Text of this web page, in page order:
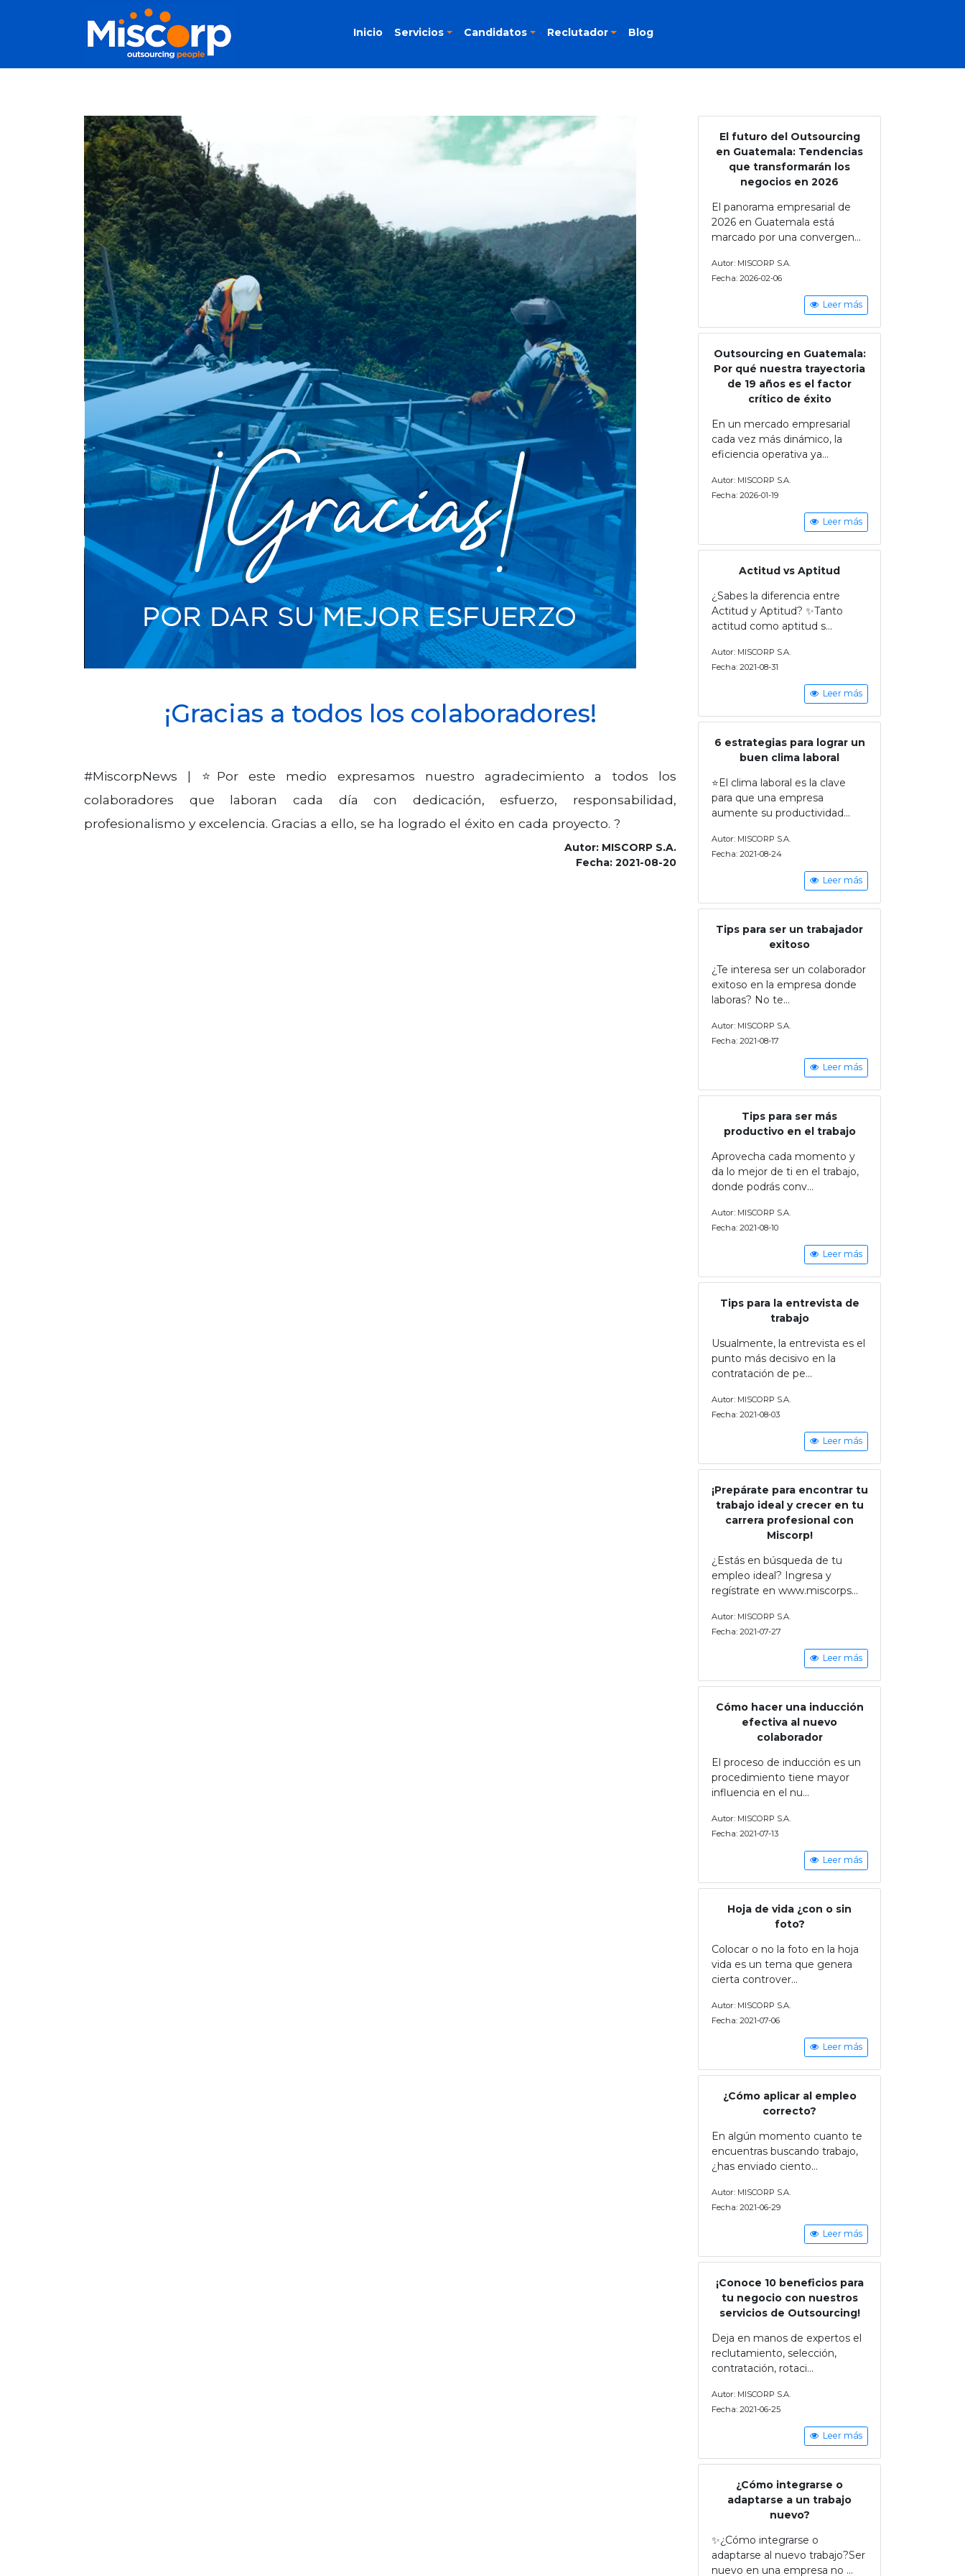
Inicio Servicios Candidatos Reclutador Blog
¡Gracias a todos los colaboradores!
#MiscorpNews | ⭐Por este medio expresamos nuestro agradecimiento a todos los
colaboradores que laboran cada día con dedicación, esfuerzo, responsabilidad,
profesionalismo y excelencia. Gracias a ello, se ha logrado el éxito en cada proyecto. ?
Autor: MISCORP S.A.
Fecha: 2021-08-20
El futuro del Outsourcing
en Guatemala: Tendencias
que transformarán los
negocios en 2026
El panorama empresarial de
2026 en Guatemala está
marcado por una convergen...
Autor: MISCORP S.A.
Fecha: 2026-02-06
Leer más
Outsourcing en Guatemala:
Por qué nuestra trayectoria
de 19 años es el factor
crítico de éxito
En un mercado empresarial
cada vez más dinámico, la
eficiencia operativa ya...
Autor: MISCORP S.A.
Fecha: 2026-01-19
Leer más
Actitud vs Aptitud
¿Sabes la diferencia entre
Actitud y Aptitud? ✨Tanto
actitud como aptitud s...
Autor: MISCORP S.A.
Fecha: 2021-08-31
Leer más
6 estrategias para lograr un
buen clima laboral
⭐El clima laboral es la clave
para que una empresa
aumente su productividad...
Autor: MISCORP S.A.
Fecha: 2021-08-24
Leer más
Tips para ser un trabajador
exitoso
¿Te interesa ser un colaborador
exitoso en la empresa donde
laboras? No te...
Autor: MISCORP S.A.
Fecha: 2021-08-17
Leer más
Tips para ser más
productivo en el trabajo
Aprovecha cada momento y
da lo mejor de ti en el trabajo,
donde podrás conv...
Autor: MISCORP S.A.
Fecha: 2021-08-10
Leer más
Tips para la entrevista de
trabajo
Usualmente, la entrevista es el
punto más decisivo en la
contratación de pe...
Autor: MISCORP S.A.
Fecha: 2021-08-03
Leer más
¡Prepárate para encontrar tu
trabajo ideal y crecer en tu
carrera profesional con
Miscorp!
¿Estás en búsqueda de tu
empleo ideal? Ingresa y
regístrate en www.miscorps...
Autor: MISCORP S.A.
Fecha: 2021-07-27
Leer más
Cómo hacer una inducción
efectiva al nuevo
colaborador
El proceso de inducción es un
procedimiento tiene mayor
influencia en el nu...
Autor: MISCORP S.A.
Fecha: 2021-07-13
Leer más
Hoja de vida ¿con o sin
foto?
Colocar o no la foto en la hoja
vida es un tema que genera
cierta controver...
Autor: MISCORP S.A.
Fecha: 2021-07-06
Leer más
¿Cómo aplicar al empleo
correcto?
En algún momento cuanto te
encuentras buscando trabajo,
¿has enviado ciento...
Autor: MISCORP S.A.
Fecha: 2021-06-29
Leer más
¡Conoce 10 beneficios para
tu negocio con nuestros
servicios de Outsourcing!
Deja en manos de expertos el
reclutamiento, selección,
contratación, rotaci...
Autor: MISCORP S.A.
Fecha: 2021-06-25
Leer más
¿Cómo integrarse o
adaptarse a un trabajo
nuevo?
✨¿Cómo integrarse o
adaptarse al nuevo trabajo?Ser
nuevo en una empresa no ...